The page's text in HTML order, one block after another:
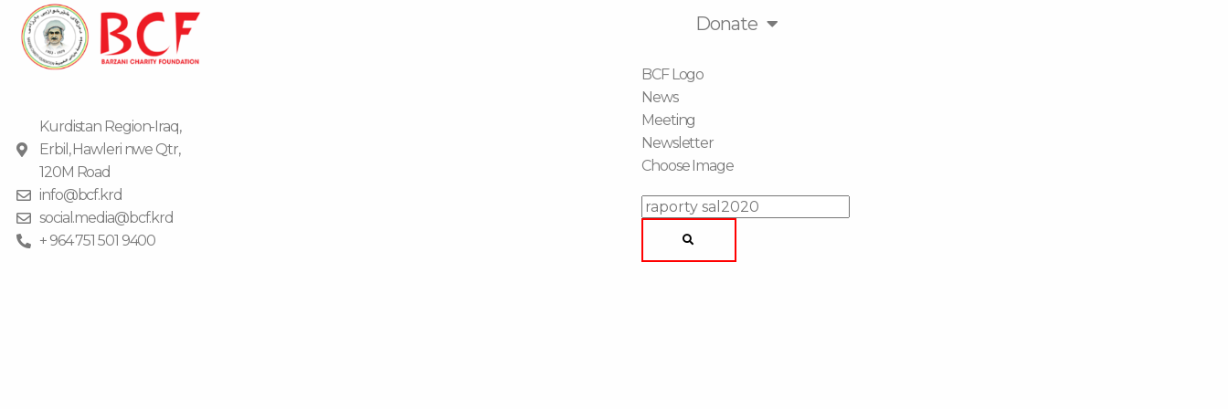
Kurdistan Region-Iraq,
Erbil, Hawleri nwe Qtr,
120M Road
info@bcf.krd
social.media@bcf.krd
+ 964 751 501 9400
Donate
BCF Logo
News
Meeting
Newsletter
Choose Image
Search